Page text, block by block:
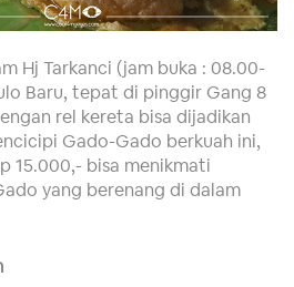
Hj Tarkanci (jam buka : 08.00-
Baru, tepat di pinggir Gang 8
rel kereta bisa dijadikan
Gado-Gado berkuah ini,
15.000,- bisa menikmati
yang berenang di dalam